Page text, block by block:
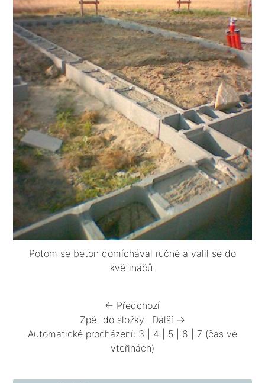
Potom se beton domíchával ručně a valil se do
květináčů.
← Předchozí
Zpět do složky
Další →
Automatické procházení: 3 4 5 6 7 (čas ve
vteřinách)